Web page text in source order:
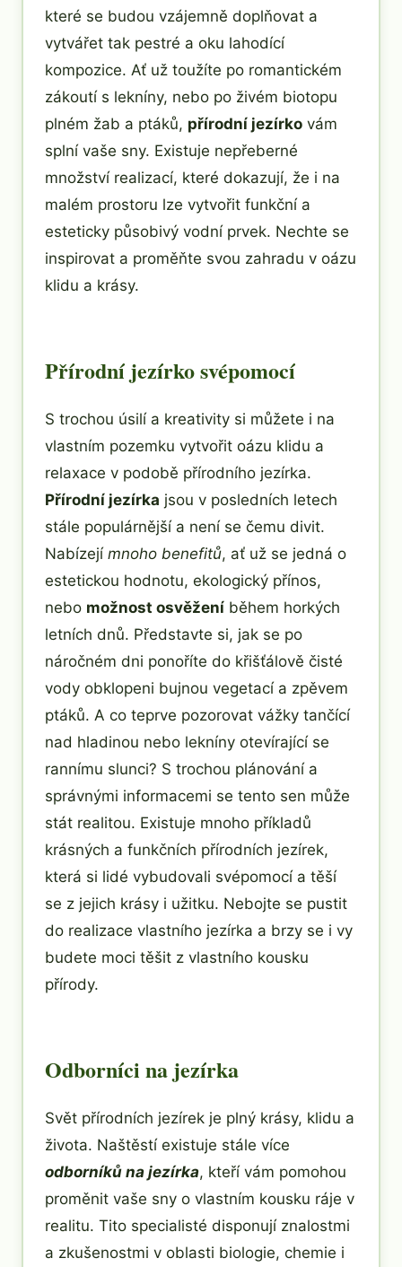
které se budou vzájemně doplňovat a
vytvářet tak pestré a oku lahodící
kompozice. Ať už toužíte po romantickém
zákoutí s lekníny, nebo po živém biotopu
plném žab a ptáků, přírodní jezírko vám
splní vaše sny. Existuje nepřeberné
množství realizací, které dokazují, že i na
malém prostoru lze vytvořit funkční a
esteticky působivý vodní prvek. Nechte se
inspirovat a proměňte svou zahradu v oázu
klidu a krásy.
Přírodní jezírko svépomocí
S trochou úsilí a kreativity si můžete i na
vlastním pozemku vytvořit oázu klidu a
relaxace v podobě přírodního jezírka.
Přírodní jezírka jsou v posledních letech
stále populárnější a není se čemu divit.
Nabízejí mnoho benefitů, ať už se jedná o
estetickou hodnotu, ekologický přínos,
nebo možnost osvěžení během horkých
letních dnů. Představte si, jak se po
náročném dni ponoříte do křišťálově čisté
vody obklopeni bujnou vegetací a zpěvem
ptáků. A co teprve pozorovat vážky tančící
nad hladinou nebo lekníny otevírající se
rannímu slunci? S trochou plánování a
správnými informacemi se tento sen může
stát realitou. Existuje mnoho příkladů
krásných a funkčních přírodních jezírek,
která si lidé vybudovali svépomocí a těší
se z jejich krásy i užitku. Nebojte se pustit
do realizace vlastního jezírka a brzy se i vy
budete moci těšit z vlastního kousku
přírody.
Odborníci na jezírka
Svět přírodních jezírek je plný krásy, klidu a
života. Naštěstí existuje stále více
odborníků na jezírka, kteří vám pomohou
proměnit vaše sny o vlastním kousku ráje v
realitu. Tito specialisté disponují znalostmi
a zkušenostmi v oblasti biologie, chemie i